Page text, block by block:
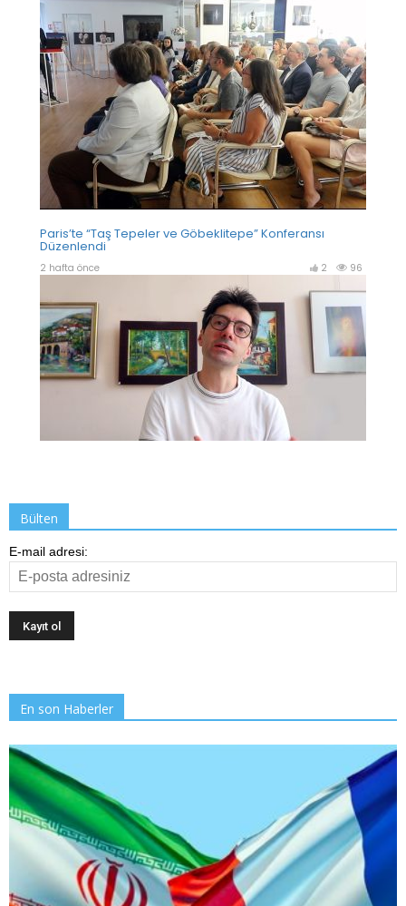
Bülten
E-mail adresi:
En son Haberler